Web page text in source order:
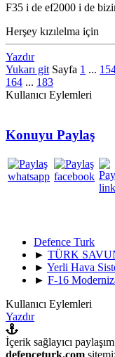
F35 i de ef2000 i de
Herşey kızılelma için
Yazdır
Yukarı git Sayfa 1 ...
164 ... 183
Kullanıcı Eylemleri
Konuyu Paylaş
Defence Turk
► TÜRK
► Yerli Hava
► F-16
Kullanıcı Eylemleri
Yazdır
İçerik sağlayıcı